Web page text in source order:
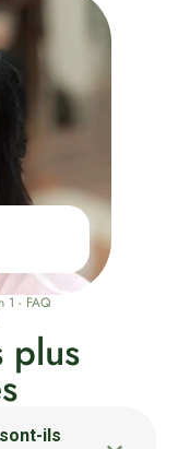
1 - FAQ
plus
ils